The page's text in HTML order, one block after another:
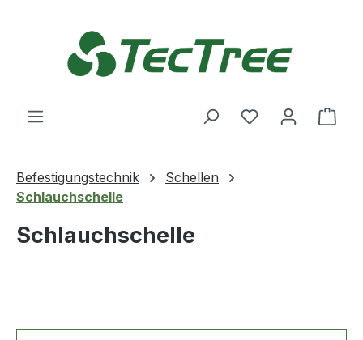
Du hast 0
Befestigungstechnik
Schellen
Schlauchschelle
Schlauchschelle